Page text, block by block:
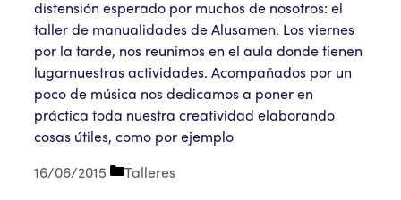
distensión esperado por muchos de nosotros: el
taller de manualidades de Alusamen. Los viernes
por la tarde, nos reunimos en el aula donde tienen
lugarnuestras actividades. Acompañados por un
poco de música nos dedicamos a poner en
práctica toda nuestra creatividad elaborando
cosas útiles, como por ejemplo
16/06/2015
Categorías
Talleres